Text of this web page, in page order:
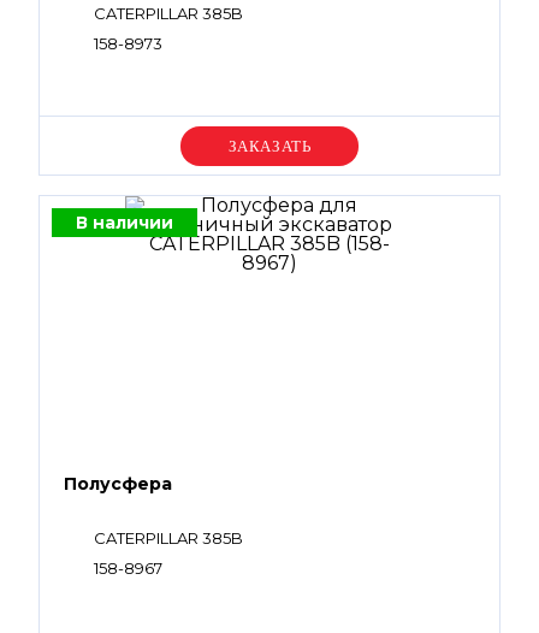
CATERPILLAR 385B
158-8973
Уточняйте цену
В наличии
Полусфера
CATERPILLAR 385B
158-8967